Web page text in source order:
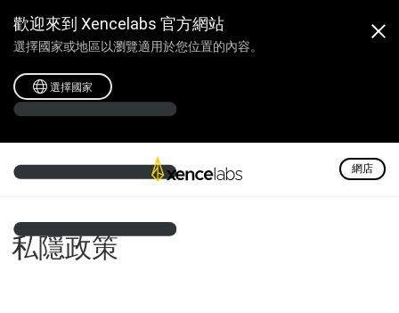
歡迎來到 Xencelabs 官方網站
選擇國家或地區以瀏覽適用於您位置的內容。
選擇國家
網店
私隱政策